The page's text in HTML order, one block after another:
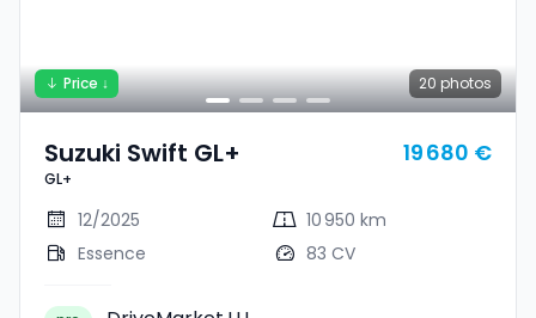
20 photos
Price ↓
Suzuki Swift GL+
GL+
19 680 €
12/2025
10 950 km
Essence
83 CV